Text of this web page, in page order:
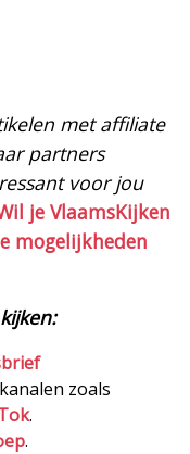
met affiliate
partners
voor jou
je VlaamsKijken
mogelijkheden
zoals
.
.